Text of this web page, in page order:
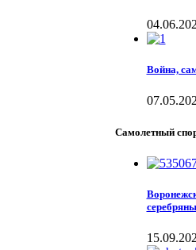
Война,
Самолетный